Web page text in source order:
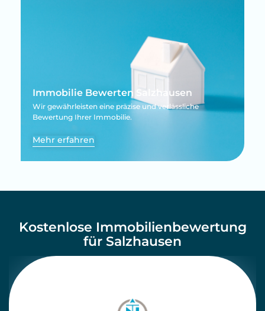
Immobilie Bewerten Salzhausen
Wir gewährleisten eine präzise und verlässliche
Bewertung Ihrer Immobilie.
Mehr erfahren
Kostenlose Immobilienbewertung
für Salzhausen